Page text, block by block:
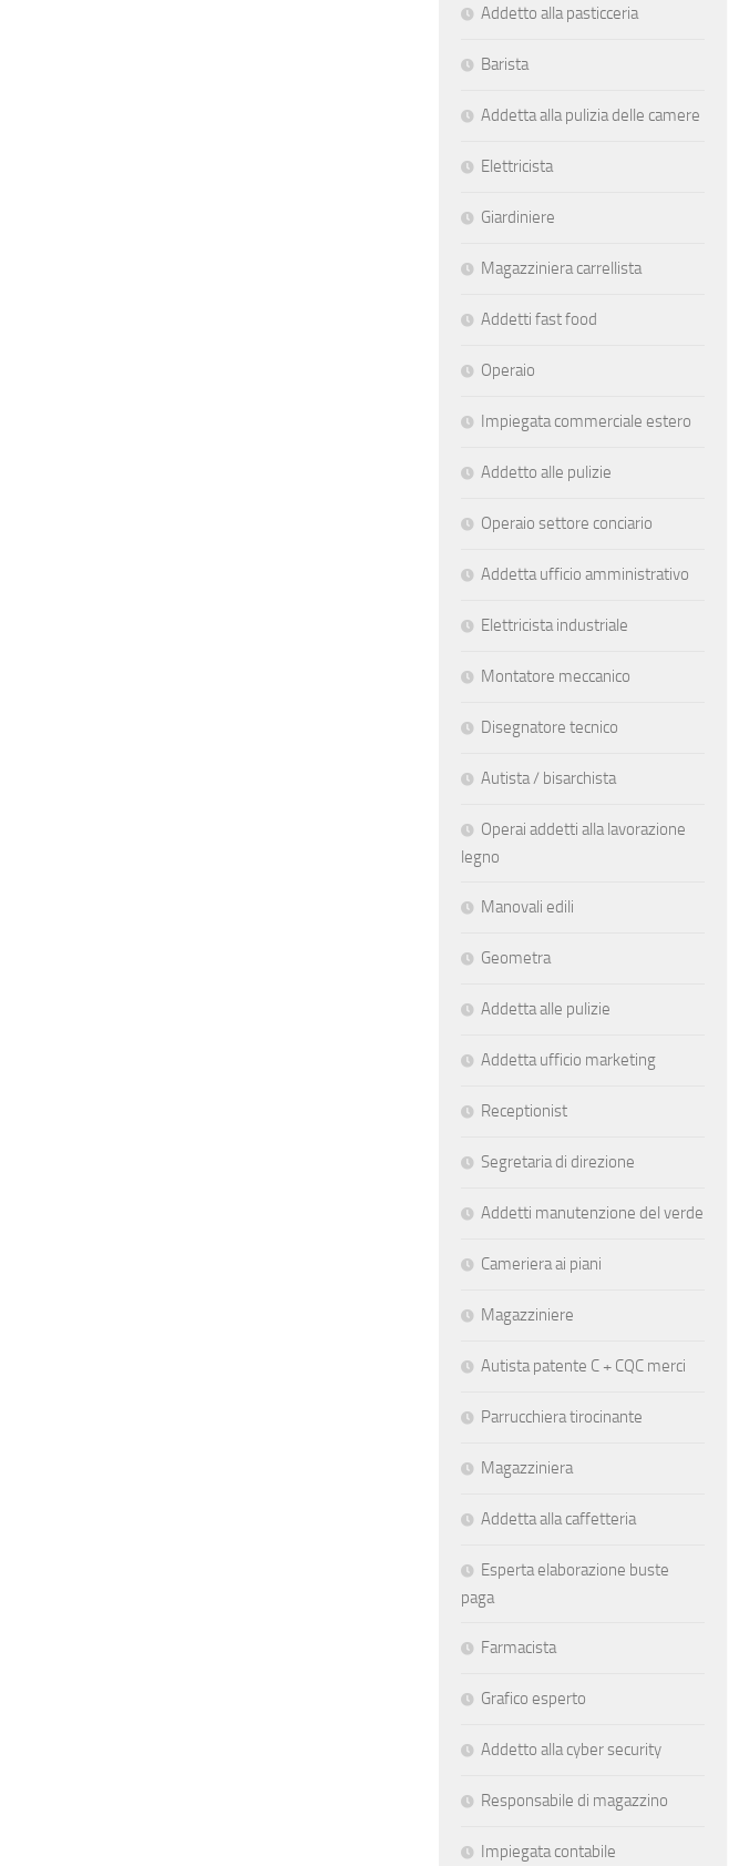
Addetto alla pasticceria
Barista
Addetta alla pulizia delle camere
Elettricista
Giardiniere
Magazziniera carrellista
Addetti fast food
Operaio
Impiegata commerciale estero
Addetto alle pulizie
Operaio settore conciario
Addetta ufficio amministrativo
Elettricista industriale
Montatore meccanico
Disegnatore tecnico
Autista / bisarchista
Operai addetti alla lavorazione
legno
Manovali edili
Geometra
Addetta alle pulizie
Addetta ufficio marketing
Receptionist
Segretaria di direzione
Addetti manutenzione del verde
Cameriera ai piani
Magazziniere
Autista patente C + CQC merci
Parrucchiera tirocinante
Magazziniera
Addetta alla caffetteria
Esperta elaborazione buste
paga
Farmacista
Grafico esperto
Addetto alla cyber security
Responsabile di magazzino
Impiegata contabile